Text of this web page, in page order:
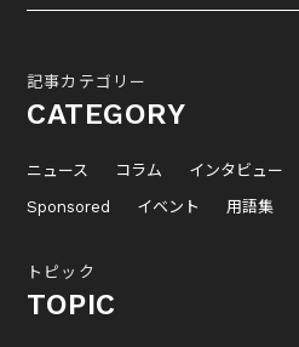
記事カテゴリー
CATEGORY
ニュース コラム インタビュー
Sponsored
イベント 用語集
トピック
TOPIC